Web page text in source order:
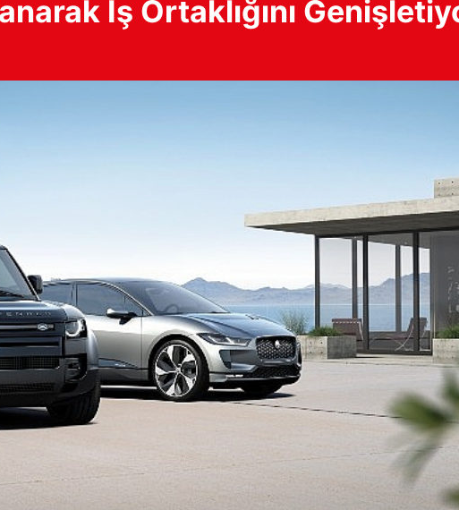
İş Ortaklığını